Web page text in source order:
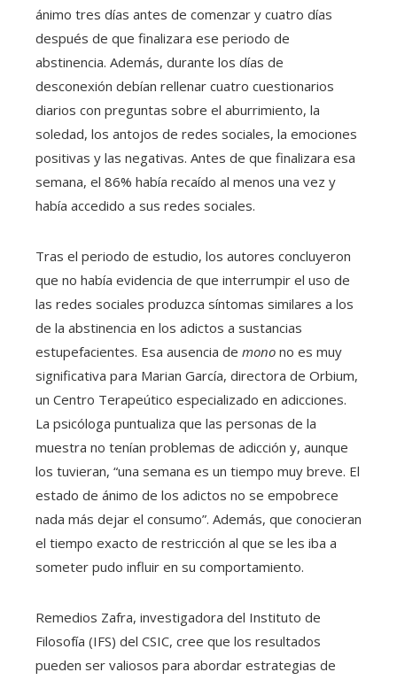
ánimo tres días antes de comenzar y cuatro días
después de que finalizara ese periodo de
abstinencia. Además, durante los días de
desconexión debían rellenar cuatro cuestionarios
diarios con preguntas sobre el aburrimiento, la
soledad, los antojos de redes sociales, la emociones
positivas y las negativas. Antes de que finalizara esa
semana, el 86% había recaído al menos una vez y
había accedido a sus redes sociales.
Tras el periodo de estudio, los autores concluyeron
que no había evidencia de que interrumpir el uso de
las redes sociales produzca síntomas similares a los
de la abstinencia en los adictos a sustancias
estupefacientes. Esa ausencia de mono no es muy
significativa para Marian García, directora de Orbium,
un Centro Terapeútico especializado en adicciones.
La psicóloga puntualiza que las personas de la
muestra no tenían problemas de adicción y, aunque
los tuvieran, “una semana es un tiempo muy breve. El
estado de ánimo de los adictos no se empobrece
nada más dejar el consumo”. Además, que conocieran
el tiempo exacto de restricción al que se les iba a
someter pudo influir en su comportamiento.
Remedios Zafra, investigadora del Instituto de
Filosofía (IFS) del CSIC, cree que los resultados
pueden ser valiosos para abordar estrategias de